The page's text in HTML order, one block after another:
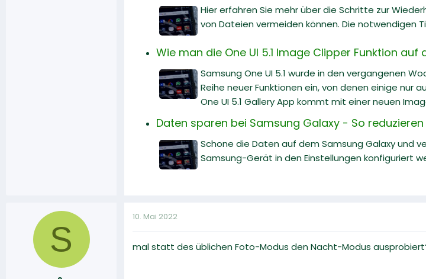
Hier erfahren Sie mehr über die Schritte zur
von Dateien vermeiden können. Die notwendigen
Wie man die One UI 5.1 Image Clipper Funktion
Samsung One UI 5.1 wurde in den vergangenen
Reihe neuer Funktionen ein, von denen einige nur
One UI 5.1 Gallery App kommt mit einer neuen
Daten sparen bei Samsung Galaxy - So
Schone die Daten auf dem Samsung Galaxy und
Samsung-Gerät in den Einstellungen konfiguriert
S
10. Mai 2022
mal statt des üblichen Foto-Modus den Nacht-Modus